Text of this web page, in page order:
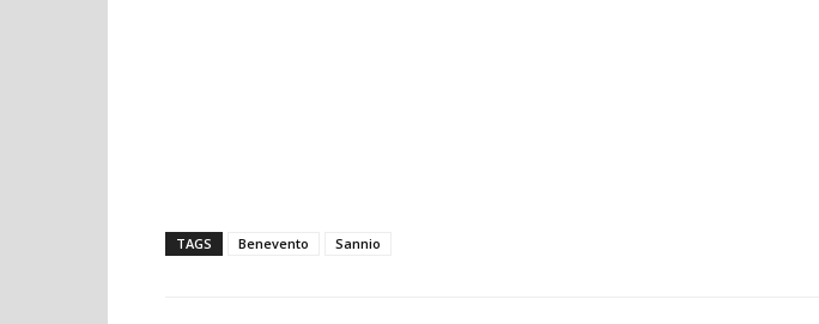
TAGS Benevento Sannio